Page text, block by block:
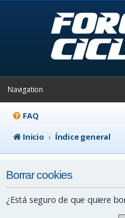
Navigation
FAQ
Inicio
Índice general
Borrar cookies
¿Está seguro de que quiere